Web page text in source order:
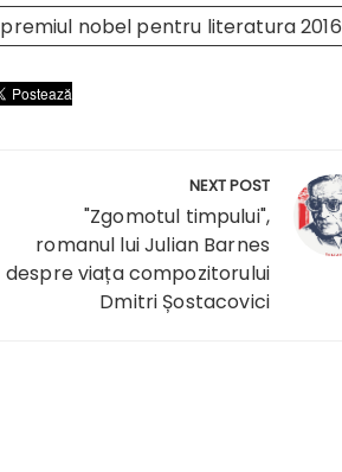
premiul nobel pentru literatura 2016
NEXT POST
"Zgomotul timpului",
romanul lui Julian Barnes
despre viața compozitorului
Dmitri Șostacovici